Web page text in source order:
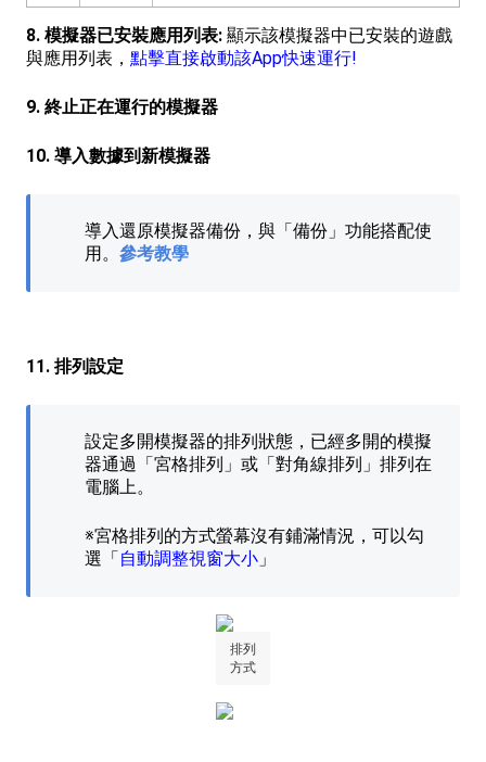
8. 模擬器已安裝應用列表: 顯示該模擬器中已安裝的遊戲
與應用列表， 點擊直接啟動該App快速運行!
9. 終止正在運行的模擬器
10. 導入數據到新模擬器
導入還原模擬器備份，與「備份」功能搭配使
用。 參考教學
11. 排列設定
設定多開模擬器的排列狀態，已經多開的模擬
器通過「宮格排列」或「對角線排列」排列在
電腦上。
※宮格排列的方式螢幕沒有鋪滿情況，可以勾
選「 自動調整視窗大小 」
排列
方式